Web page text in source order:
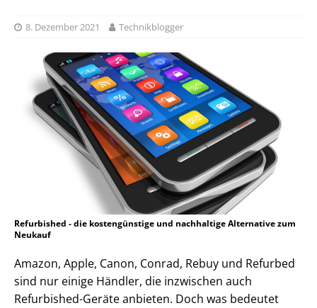
8. Dezember 2021 Technikblogger
Refurbished - die kostengünstige und nachhaltige Alternative zum
Neukauf
Amazon, Apple, Canon, Conrad, Rebuy und Refurbed
sind nur einige Händler, die inzwischen auch
Refurbished-Geräte anbieten. Doch was bedeutet